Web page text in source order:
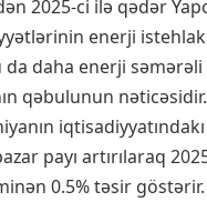
2025-ci ilə qədər
enerji
da daha enerji
qəbulunun
payı artırılaraq
0.5% təsir göstərir.